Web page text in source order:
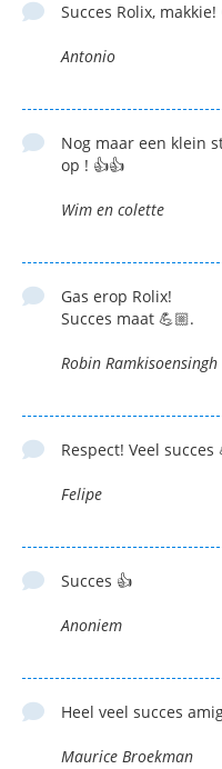
Succes Rolix, makkie!
Antonio
Nog maar een klein
op ! 👍👍
Wim en colette
Gas erop Rolix!
Succes maat 💪🏼.
Robin
Respect! Veel succes
Felipe
Succes 👍
Anoniem
Heel veel succes
Maurice Broekman